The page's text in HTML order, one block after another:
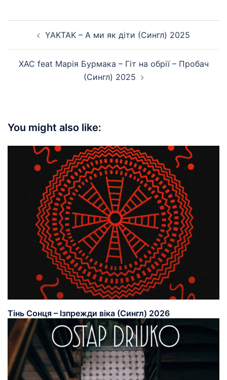
navigationYAKTAK – А ми як діти (Сингл) 2025
ХАС feat Марія Бурмака – Гіт на обрії – Пробач
(Сингл) 2025
You might also like:
Тінь Сонця – Ізпрежди віка (Сингл) 2026